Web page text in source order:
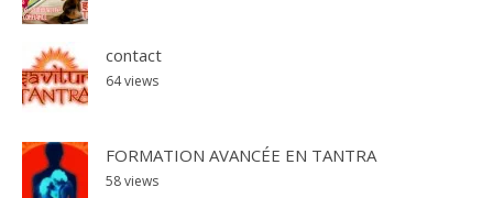
contact
64 views
FORMATION AVANCÉE EN TANTRA
58 views